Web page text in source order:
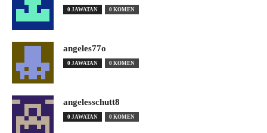
0 JAWATAN 0 KOMEN
angeles77o
0 JAWATAN 0 KOMEN
angelesschutt8
0 JAWATAN 0 KOMEN